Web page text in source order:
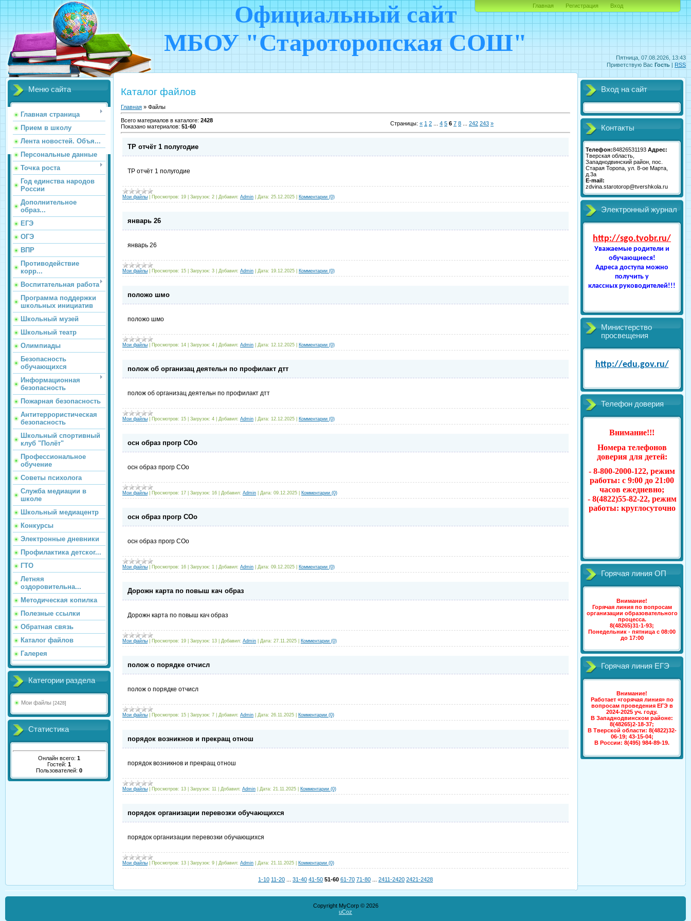
Пятница, 07.08.2026, 13:43
Приветствую Вас Гость | RSS
Официальный сайт
МБОУ "Староторопская СОШ"
Главная Регистрация Вход
Меню сайта
Главная страница
Прием в школу
Лента новостей. Объя...
Персональные данные
Точка роста
Год единства народов
России
Дополнительное
образ...
ЕГЭ
ОГЭ
ВПР
Противодействие
корр...
Воспитательная работа
Программа поддержки
школьных инициатив
Школьный музей
Школьный театр
Олимпиады
Безопасность
обучающихся
Информационная
безопасность
Пожарная безопасность
Антитеррористическая
безопасность
Школьный спортивный
клуб "Полёт"
Профессиональное
обучение
Советы психолога
Служба медиации в
школе
Школьный медиацентр
Конкурсы
Электронные дневники
Профилактика детског...
ГТО
Летняя
оздоровительна...
Методическая копилка
Полезные ссылки
Обратная связь
Каталог файлов
Галерея
Категории раздела
Мои файлы [2428]
Статистика
Онлайн всего: 1
Гостей: 1
Пользователей: 0
Каталог файлов
Главная » Файлы
Всего материалов в каталоге: 2428
Показано материалов: 51-60 Страницы: « 1 2 4 5 6 7 8 242 243 »
ТР отчёт 1 полугодие
ТР отчёт 1 полугодие
Мои файлы Просмотров: 19 Загрузок: 2 Добавил: Admin Дата: 25.12.2025 Комментарии (0)
январь 26
январь 26
Мои файлы Просмотров: 15 Загрузок: 3 Добавил: Admin Дата: 19.12.2025 Комментарии (0)
положо шмо
положо шмо
Мои файлы Просмотров: 14 Загрузок: 4 Добавил: Admin Дата: 12.12.2025 Комментарии (0)
полож об организац деятельн по профилакт дтт
полож об организац деятельн по профилакт дтт
Мои файлы Просмотров: 15 Загрузок: 4 Добавил: Admin Дата: 12.12.2025 Комментарии (0)
осн образ прогр СОо
осн образ прогр СОо
Мои файлы Просмотров: 17 Загрузок: 16 Добавил: Admin Дата: 09.12.2025 Комментарии (0)
осн образ прогр СОо
осн образ прогр СОо
Мои файлы Просмотров: 16 Загрузок: 1 Добавил: Admin Дата: 09.12.2025 Комментарии (0)
Дорожн карта по повыш кач образ
Дорожн карта по повыш кач образ
Мои файлы Просмотров: 19 Загрузок: 13 Добавил: Admin Дата: 27.11.2025 Комментарии (0)
полож о порядке отчисл
полож о порядке отчисл
Мои файлы Просмотров: 15 Загрузок: 7 Добавил: Admin Дата: 26.11.2025 Комментарии (0)
порядок возникнов и прекращ отнош
порядок возникнов и прекращ отнош
Мои файлы Просмотров: 13 Загрузок: 11 Добавил: Admin Дата: 21.11.2025 Комментарии (0)
порядок организации перевозки обучающихся
порядок организации перевозки обучающихся
Мои файлы Просмотров: 13 Загрузок: 9 Добавил: Admin Дата: 21.11.2025 Комментарии (0)
1-10 11-20 31-40 41-50 51-60 61-70 71-80 2411-2420 2421-2428
Вход на сайт
Контакты
Телефон:84826531193 Адрес:
Тверская область,
Западнодвинский район, пос.
Старая Торопа, ул. 8-ое Марта,
д.3а
E-mail:
zdvina.starotorop@tvershkola.ru
Электронный журнал
http://sgo.tvobr.ru/
Уважаемые родители и
обучающиеся!
Адреса доступа можно
получить у
классных руководителей!!!
Министерство
просвещения
http://edu.gov.ru/
Телефон доверия
Внимание!!!
Номера телефонов
доверия для детей:
- 8-800-2000-122, режим
работы: с 9:00 до 21:00
часов ежедневно;
- 8(4822)55-82-22, режим
работы: круглосуточно
Горячая линия ОП
Внимание!
Горячая линияпо вопросам
организации образовательного
процесса.
8(48265)31-1-93;
Понедельник - пятница с 08:00
до 17:00
Горячая линия ЕГЭ
Внимание!
Работает «горячая линия»по
вопросам проведения ЕГЭ в
2024-2025 уч. году.
В Западнодвинском районе:
8(48265)2-18-37;
В Тверской области: 8(4822)32-
06-19; 43-15-04;
В России: 8(495) 984-89-19.
Copyright MyCorp © 2026
uCoz